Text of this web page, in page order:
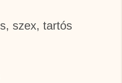
szex, tartós